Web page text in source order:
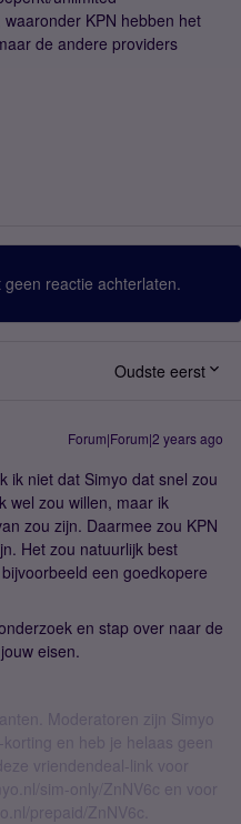
KPN hebben het
de andere providers
reactie achterlaten.
Oudste eerst
Forum|Forum|2 years ago
ik niet dat Simyo dat snel zou
wel zou willen, maar ik
zou zijn. Daarmee zou KPN
Het zou natuurlijk best
een goedkopere
en stap over naar de
eisen.
Moderatoren zijn Simyo
en heb je helaas geen
vriendendeal-link voor
sim-only/ZnNV6c en voor
prepaid/ZnNV6c.